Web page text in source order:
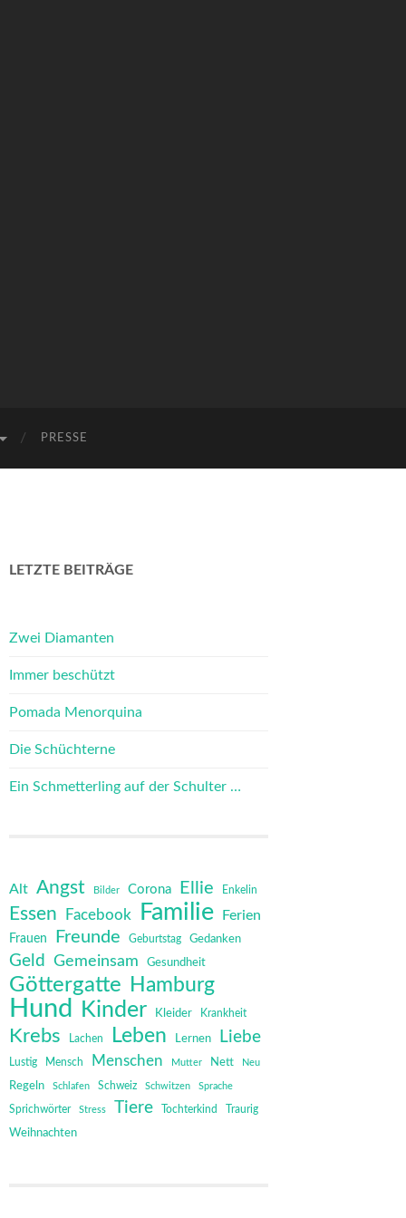
PRESSE
LETZTE BEITRÄGE
Zwei Diamanten
Immer beschützt
Pomada Menorquina
Die Schüchterne
Ein Schmetterling auf der Schulter …
Alt Angst Bilder Corona Ellie Enkelin
Essen Facebook Familie Ferien
Frauen Freunde Geburtstag Gedanken
Geld Gemeinsam Gesundheit
Göttergatte Hamburg
Hund Kinder Kleider Krankheit
Krebs Lachen Leben Lernen Liebe
Lustig Mensch Menschen Mutter Nett Neu
Regeln Schlafen Schweiz Schwitzen Sprache
Sprichwörter Stress Tiere Tochterkind Traurig
Weihnachten